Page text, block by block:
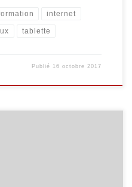
internet
tablette
Publié 16 octobre 2017